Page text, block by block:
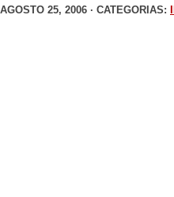
AGOSTO 25, 2006 · CATEGORIAS: